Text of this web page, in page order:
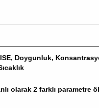
Doygunluk,
olarak 2 farklı parametre